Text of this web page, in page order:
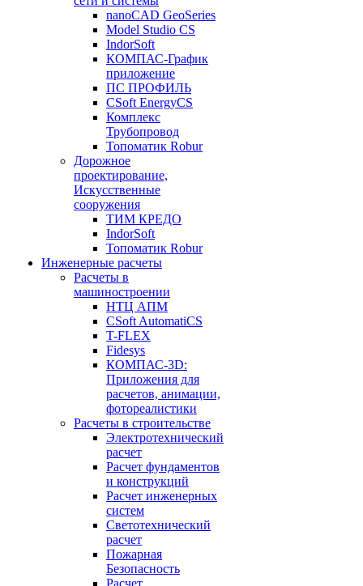
nanoCAD GeoSeries
Model Studio CS
IndorSoft
КОМПАС-График
приложение
ПС ПРОФИЛЬ
CSoft EnergyCS
Комплекс
Трубопровод
Топоматик Robur
Дорожное
проектирование,
Искусственные
сооружения
ТИМ КРЕДО
IndorSoft
Топоматик Robur
Инженерные расчеты
Расчеты в
машиностроении
НТЦ АПМ
CSoft AutomatiCS
T-FLEX
Fidesys
КОМПАС-3D:
Приложения для
расчетов, анимации,
фотореалистики
Расчеты в строительстве
Электротехнический
расчет
Расчет фундаментов
и конструкций
Расчет инженерных
систем
Светотехнический
расчет
Пожарная
Безопасность
Расчет